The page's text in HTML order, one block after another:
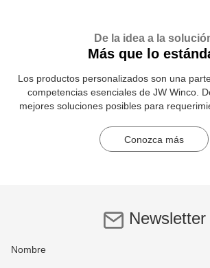
De la idea a la
Más que lo
Los productos personalizados son una
competencias esenciales de JW Winco.
mejores soluciones posibles para
Conozca más
Newsletter
Nombre